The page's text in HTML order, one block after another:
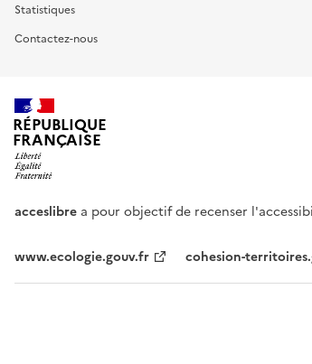
Statistiques
Contactez-nous
RÉPUBLIQUE
FRANÇAISE
acceslibre a pour objectif de recenser
www.ecologie.gouv.fr cohesion-